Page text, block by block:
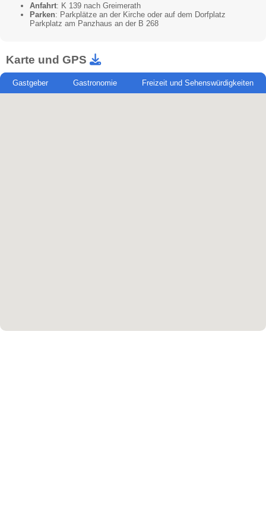
Anfahrt: K 139 nach Greimerath
Parken: Parkplätze an der Kirche oder auf dem Dorfplatz
Parkplatz am Panzhaus an der B 268
Karte und GPS
Gastgeber Gastronomie Freizeit und Sehenswürdigkeiten